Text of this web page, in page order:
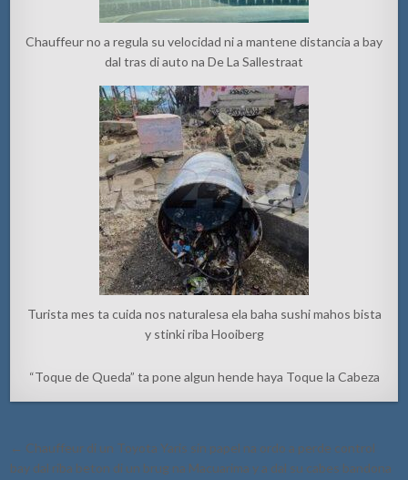
Chauffeur no a regula su velocidad ni a mantene distancia a bay
dal tras di auto na De La Sallestraat
Turista mes ta cuida nos naturalesa ela baha sushi mahos bista
y stinki riba Hooiberg
“Toque de Queda” ta pone algun hende haya Toque la Cabeza
Post
navigation
← Chauffeur di un Toyota Yaris sin papel na ordo a perde control
bay dal riba beton di un brug na Macuarima y a dal su cabes bandona